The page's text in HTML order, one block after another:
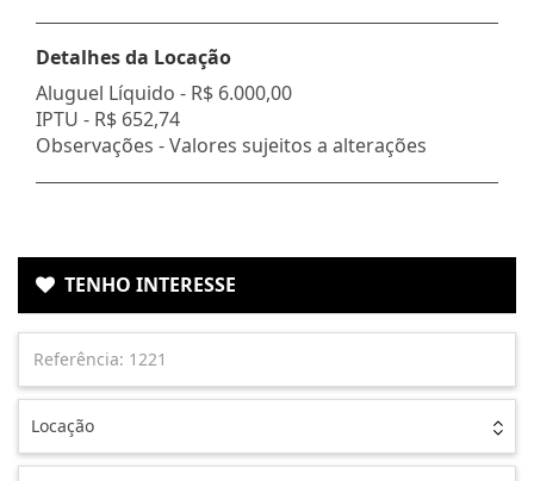
Detalhes da Locação
Aluguel Líquido - R$ 6.000,00
IPTU - R$ 652,74
Observações - Valores sujeitos a alterações
TENHO INTERESSE
Locação